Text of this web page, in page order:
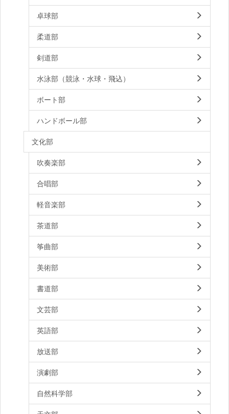
卓球部
柔道部
剣道部
水泳部（競泳・水球・飛込）
ボート部
ハンドボール部
文化部
吹奏楽部
合唱部
軽音楽部
茶道部
筝曲部
美術部
書道部
文芸部
英語部
放送部
演劇部
自然科学部